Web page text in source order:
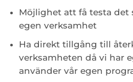
Möjlighet att få testa det
egen verksamhet
Ha direkt tillgång till
verksamheten då vi har
använder vår egen